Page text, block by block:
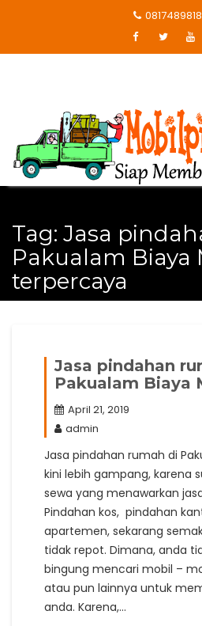
Tag: Jasa
Pakualam Biaya
terpercaya
Jasa pindahan
Pakualam Biaya
April 21, 2019
admin
Jasa pindahan rumah di
kini lebih gampang, karena
sewa yang menawarkan
Pindahan kos, pindahan
apartemen, sekarang
tidak repot. Dimana, anda
bingung mencari mobil –
atau pun lainnya untuk
anda. Karena,…